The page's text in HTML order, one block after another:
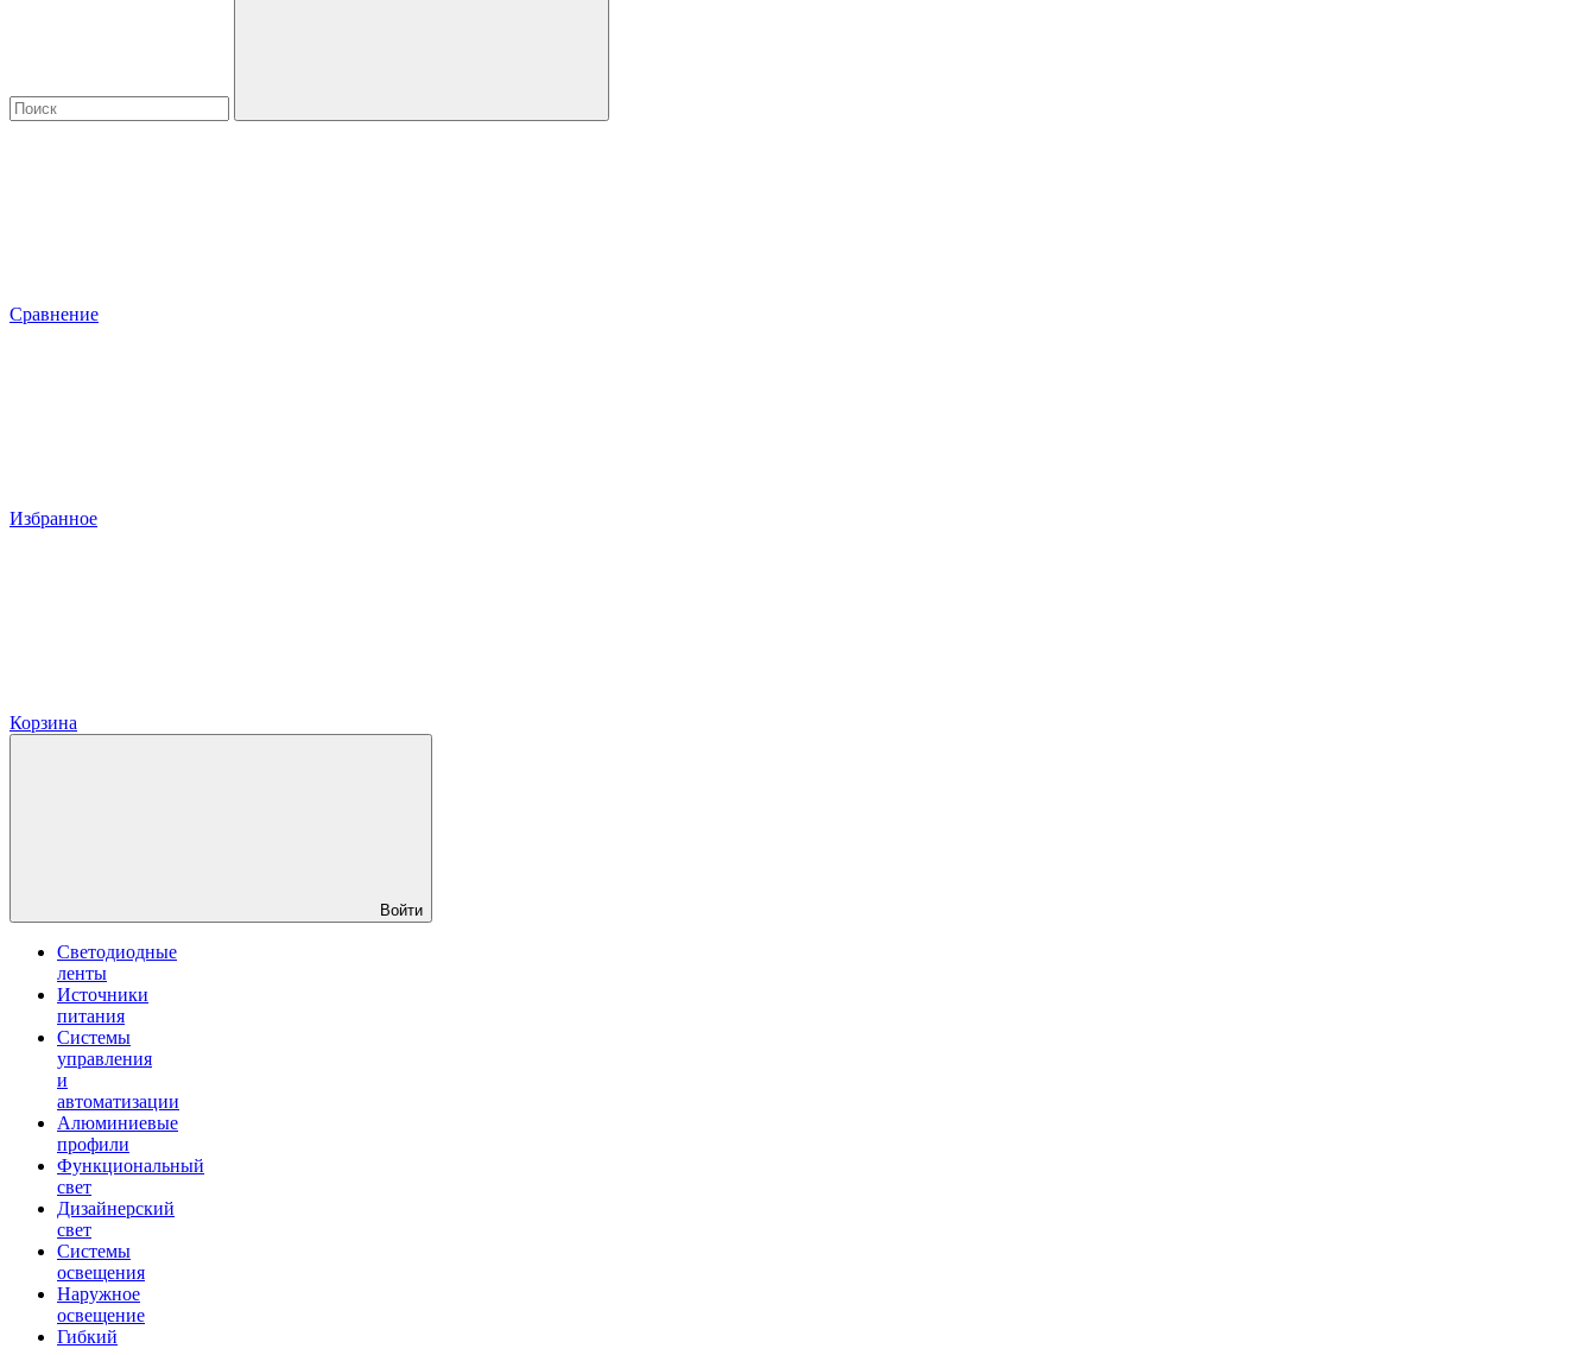
Сравнение
Избранное
Корзина
Войти
Светодиодные
ленты
Источники
питания
Системы
управления
и
автоматизации
Алюминиевые
профили
Функциональный
свет
Дизайнерский
свет
Системы
освещения
Наружное
освещение
Гибкий